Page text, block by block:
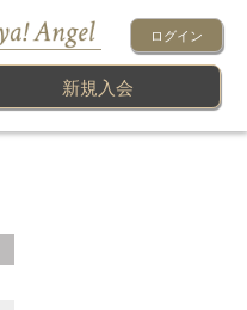
ログイン
新規入会